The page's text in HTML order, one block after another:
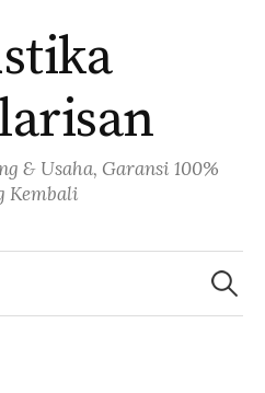
& Usaha, Garansi 100%
Kembali
Cari
untuk: